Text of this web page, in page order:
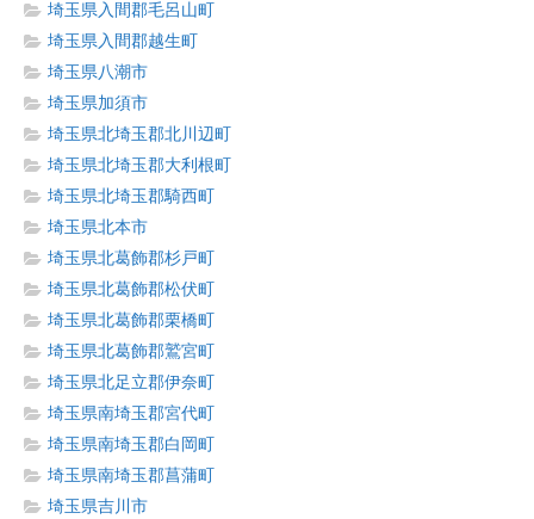
埼玉県入間郡毛呂山町
埼玉県入間郡越生町
埼玉県八潮市
埼玉県加須市
埼玉県北埼玉郡北川辺町
埼玉県北埼玉郡大利根町
埼玉県北埼玉郡騎西町
埼玉県北本市
埼玉県北葛飾郡杉戸町
埼玉県北葛飾郡松伏町
埼玉県北葛飾郡栗橋町
埼玉県北葛飾郡鷲宮町
埼玉県北足立郡伊奈町
埼玉県南埼玉郡宮代町
埼玉県南埼玉郡白岡町
埼玉県南埼玉郡菖蒲町
埼玉県吉川市